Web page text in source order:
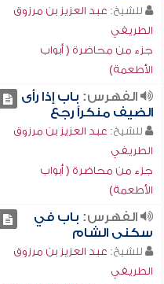
للشيخ: عبد العزيز بن مرزوق
الطريفي
جزء من محاضرة ( أبواب
الأطعمة)
الفهرس: باب إذا رأى
الضيف منكراً رجع
للشيخ: عبد العزيز بن مرزوق
الطريفي
جزء من محاضرة ( أبواب
الأطعمة)
الفهرس: باب في
سكنى الشام
للشيخ: عبد العزيز بن مرزوق
الطريفي